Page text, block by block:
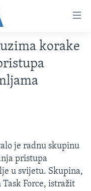
korake
je radnu skupinu
pristupa
u svijetu. Skupina,
Force, istražit